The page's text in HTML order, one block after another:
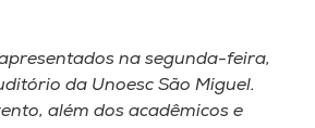
na segunda-feira,
da Unoesc São Miguel.
além dos acadêmicos e